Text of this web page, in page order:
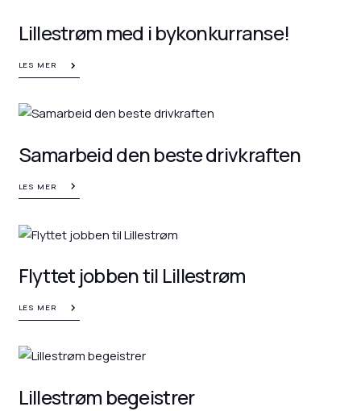
Lillestrøm med i bykonkurranse!
LES MER
Samarbeid den beste drivkraften
LES MER
Flyttet jobben til Lillestrøm
LES MER
Lillestrøm begeistrer